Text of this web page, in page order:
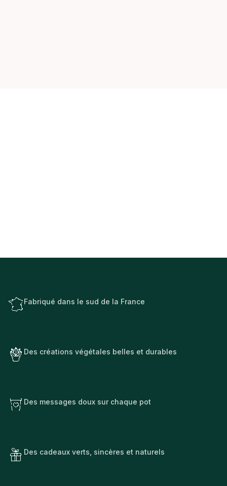
Fabriqué dans le sud de la France
Des créations végétales belles et durables
Des messages doux sur chaque pot
Des cadeaux verts, sincères et naturels